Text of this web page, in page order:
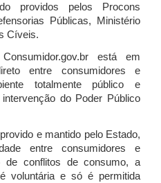
providos pelos Procons
Públicas, Ministério
Cíveis.
está em
entre consumidores e
totalmente público e
do Poder Público
e mantido pelo Estado,
entre consumidores e
de conflitos de consumo, a
voluntária e só é permitida